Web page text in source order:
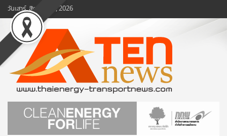
Skip
to
content
วันเสาร์, สิงหาคม 8, 2026
www.ten-news.com
ข่าวพลังงานและคมนาคม